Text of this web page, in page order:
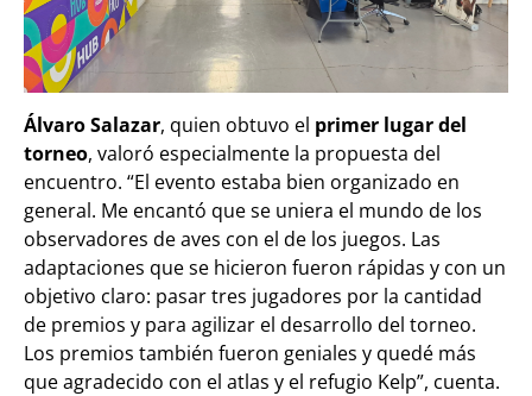
Álvaro Salazar, quien obtuvo el primer lugar del
torneo, valoró especialmente la propuesta del
encuentro. “El evento estaba bien organizado en
general. Me encantó que se uniera el mundo de los
observadores de aves con el de los juegos. Las
adaptaciones que se hicieron fueron rápidas y con un
objetivo claro: pasar tres jugadores por la cantidad
de premios y para agilizar el desarrollo del torneo.
Los premios también fueron geniales y quedé más
que agradecido con el atlas y el refugio Kelp”, cuenta.